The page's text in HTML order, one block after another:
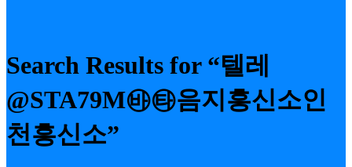
Search Results for “텔레
@STA79M㉳㉹음지흥신소인
천흥신소”